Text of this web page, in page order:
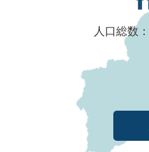
人口総数：